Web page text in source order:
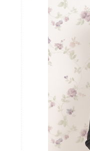
時審查核予不同之上限額度
請求用戶進行身份認證。
５．嚴禁一人註冊多個帳號
恩沛科技股份有限公司將有